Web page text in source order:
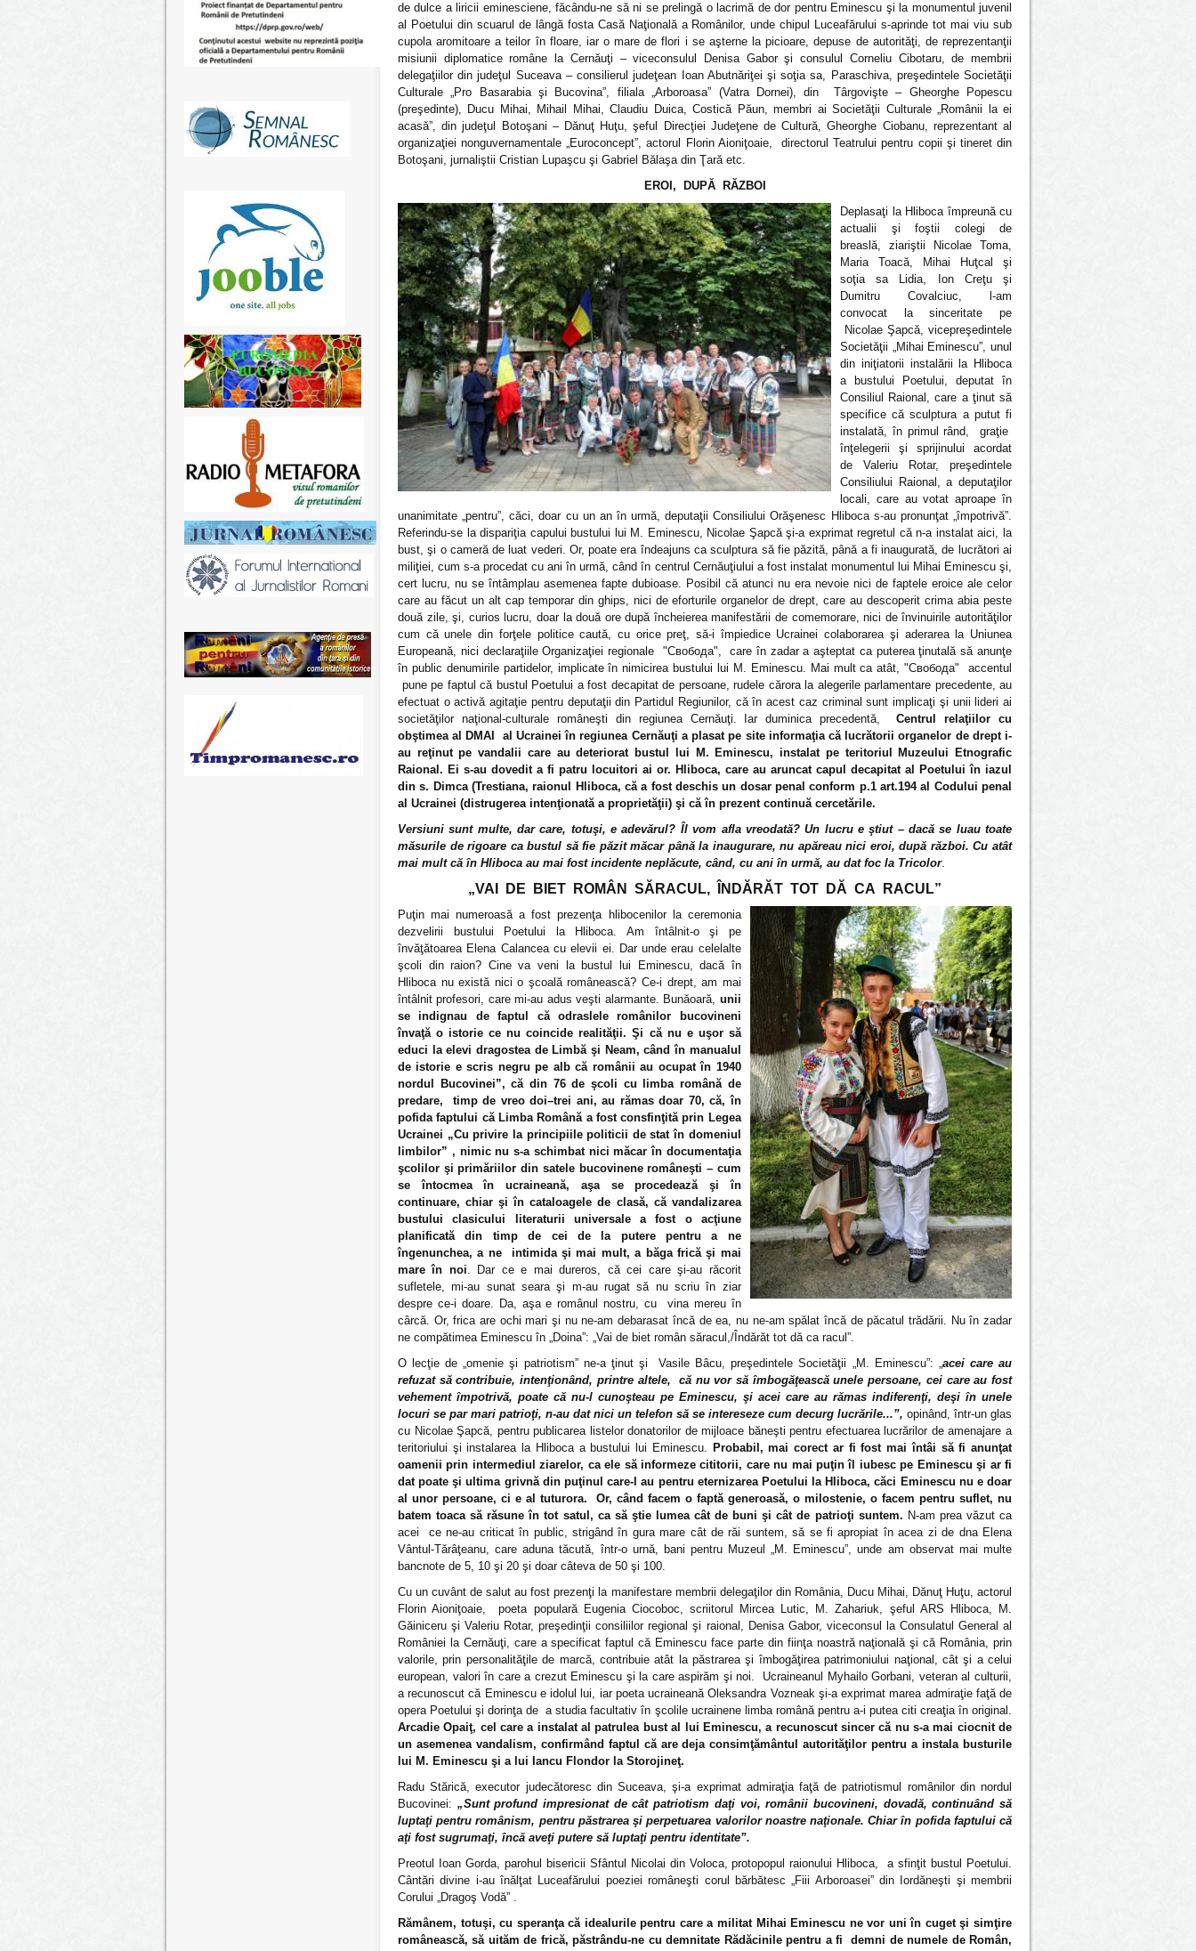
de dulce a liricii eminesciene, făcându-ne să ni se prelingă o lacrimă de dor pentru Eminescu şi la monumentul juvenil
al Poetului din scuarul de lângă fosta Casă Naţională a Românilor, unde chipul Luceafărului s-aprinde tot mai viu sub
cupola aromitoare a teilor în floare, iar o mare de flori i se aşterne la picioare, depuse de autorităţi, de reprezentanţii
misiunii diplomatice române la Cernăuţi – viceconsulul Denisa Gabor şi consulul Corneliu Cibotaru, de membrii
delegaţiilor din judeţul Suceava – consilierul judeţean Ioan Abutnăriţei şi soţia sa, Paraschiva, preşedintele Societăţii
Culturale „Pro Basarabia şi Bucovina”, filiala „Arboroasa” (Vatra Dornei), din Târgovişte – Gheorghe Popescu
(preşedinte), Ducu Mihai, Mihail Mihai, Claudiu Duica, Costică Păun, membri ai Societăţii Culturale „Românii la ei
acasă”, din judeţul Botoşani – Dănuţ Huţu, şeful Direcţiei Judeţene de Cultură, Gheorghe Ciobanu, reprezentant al
organizaţiei nonguvernamentale „Euroconcept”, actorul Florin Aioniţoaie, directorul Teatrului pentru copii şi tineret din
Botoşani, jurnaliştii Cristian Lupaşcu şi Gabriel Bălaşa din Ţară etc.
EROI, DUPĂ RĂZBOI
Deplasaţi la Hliboca împreună cu
actualii şi foştii colegi de
breaslă, ziariştii Nicolae Toma,
Maria Toacă, Mihai Huţcal şi
soţia sa Lidia, Ion Creţu şi
Dumitru Covalciuc, l-am
convocat la sinceritate pe
Nicolae Şapcă, vicepreşedintele
Societăţii „Mihai Eminescu”, unul
din iniţiatorii instalării la Hliboca
a bustului Poetului, deputat în
Consiliul Raional, care a ţinut să
specifice că sculptura a putut fi
instalată, în primul rând, graţie
înţelegerii şi sprijinului acordat
de Valeriu Rotar, preşedintele
Consiliului Raional, a deputaţilor
locali, care au votat aproape în
unanimitate „pentru”, căci, doar cu un an în urmă, deputaţii Consiliului Orăşenesc Hliboca s-au pronunţat „împotrivă”.
Referindu-se la dispariţia capului bustului lui M. Eminescu, Nicolae Şapcă şi-a exprimat regretul că n-a instalat aici, la
bust, şi o cameră de luat vederi. Or, poate era îndeajuns ca sculptura să fie păzită, până a fi inaugurată, de lucrători ai
miliţiei, cum s-a procedat cu ani în urmă, când în centrul Cernăuţiului a fost instalat monumentul lui Mihai Eminescu şi,
cert lucru, nu se întâmplau asemenea fapte dubioase. Posibil că atunci nu era nevoie nici de faptele eroice ale celor
care au făcut un alt cap temporar din ghips, nici de eforturile organelor de drept, care au descoperit crima abia peste
două zile, şi, curios lucru, doar la două ore după încheierea manifestării de comemorare, nici de învinuirile autorităţilor
cum că unele din forţele politice caută, cu orice preţ, să-i împiedice Ucrainei colaborarea şi aderarea la Uniunea
Europeană, nici declaraţiile Organizaţiei regionale
"Свобода", care în zadar a aşteptat ca puterea ţinutală să anunţe
în public denumirile partidelor, implicate în nimicirea bustului lui M. Eminescu. Mai mult ca atât, "Свобода" accentul
pune pe faptul că bustul Poetului a fost decapitat de persoane, rudele cărora la alegerile parlamentare precedente, au
efectuat o activă agitaţie pentru deputaţii din Partidul Regiunilor, că în acest caz criminal sunt implicaţi şi unii lideri ai
societăţilor naţional-culturale româneşti din regiunea Cernăuţi. Iar duminica precedentă,Centrul relaţiilor cu
obştimea al DMAI al Ucrainei în regiunea Cernăuţi a plasat pe site informaţia că lucrătorii organelor de drept i-
au reţinut pe vandalii care au deteriorat bustul lui M. Eminescu, instalat pe teritoriul Muzeului Etnografic
Raional. Ei s-au dovedit a fi patru locuitori ai or. Hliboca, care au aruncat capul decapitat al Poetului în iazul
din s. Dimca (Trestiana, raionul Hliboca, că a fost deschis un dosar penal conform p.1 art.194 al Codului penal
al Ucrainei (distrugerea intenţionată a proprietăţii) şi că în prezent continuă cercetările.
Versiuni sunt multe, dar care, totuşi, e adevărul? Îl vom afla vreodată? Un lucru e ştiut – dacă se luau toate
măsurile de rigoare ca bustul să fie păzit măcar până la inaugurare, nu apăreau nici eroi, după război. Cu atât
mai mult că în Hliboca au mai fost incidente neplăcute, când, cu ani în urmă, au dat foc la Tricolor.
„VAI DE BIET ROMÂN SĂRACUL, ÎNDĂRĂT TOT DĂ CA RACUL”
Puţin mai numeroasă a fost prezenţa hlibocenilor la ceremonia
dezvelirii bustului Poetului la Hliboca. Am întâlnit-o şi pe
învăţătoarea Elena Calancea cu elevii ei. Dar unde erau celelalte
şcoli din raion? Cine va veni la bustul lui Eminescu, dacă în
Hliboca nu există nici o şcoală românească? Ce-i drept, am mai
întâlnit profesori, care mi-au adus veşti alarmante. Bunăoară, unii
se indignau de faptul că odraslele românilor bucovineni
învaţă o istorie ce nu coincide realităţii. Şi că nu e uşor să
educi la elevi dragostea de Limbă şi Neam, când în manualul
de istorie e scris negru pe alb că românii au ocupat în 1940
nordul Bucovinei”, că din 76 de şcoli cu limba română de
predare, timp de vreo doi–trei ani, au rămas doar 70, că, în
pofida faptului că Limba Română a fost consfinţită prin Legea
Ucrainei „Cu privire la principiile politicii de stat în domeniul
limbilor” , nimic nu s-a schimbat nici măcar în documentaţia
şcolilor şi primăriilor din satele bucovinene româneşti – cum
se întocmea în ucraineană, aşa se procedează şi în
continuare, chiar şi în cataloagele de clasă, că vandalizarea
bustului clasicului literaturii universale a fost o acţiune
planificată din timp de cei de la putere pentru a ne
îngenunchea, a ne intimida şi mai mult, a băga frică şi mai
mare în noi. Dar ce e mai dureros, că cei care şi-au răcorit
sufletele, mi-au sunat seara şi m-au rugat să nu scriu în ziar
despre ce-i doare. Da, aşa e românul nostru, cu vina mereu în
cârcă. Or, frica are ochi mari şi nu ne-am debarasat încă de ea, nu ne-am spălat încă de păcatul trădării. Nu în zadar
ne compătimea Eminescu în „Doina”: „Vai de biet român săracul,/Îndărăt tot dă ca racul”.
O lecţie de „omenie şi patriotism” ne-a ţinut şi Vasile Bâcu, preşedintele Societăţii „M. Eminescu”: „acei care au
refuzat să contribuie, intenţionând, printre altele, că nu vor să îmbogăţească unele persoane, cei care au fost
vehement împotrivă, poate că nu-l cunoşteau pe Eminescu, şi acei care au rămas indiferenţi, deşi în unele
locuri se par mari patrioţi, n-au dat nici un telefon să se intereseze cum decurg lucrările...”, opinând, într-un glas
cu Nicolae Şapcă, pentru publicarea listelor donatorilor de mijloace băneşti pentru efectuarea lucrărilor de amenajare a
teritoriului şi instalarea la Hliboca a bustului lui Eminescu. Probabil, mai corect ar fi fost mai întâi să fi anunţat
oamenii prin intermediul ziarelor, ca ele să informeze cititorii, care nu mai puţin îl iubesc pe Eminescu şi ar fi
dat poate şi ultima grivnă din puţinul care-l au pentru eternizarea Poetului la Hliboca, căci Eminescu nu e doar
al unor persoane, ci e al tuturora. Or, când facem o faptă generoasă, o milostenie, o facem pentru suflet, nu
batem toaca să răsune în tot satul, ca să ştie lumea cât de buni şi cât de patrioţi suntem. N-am prea văzut ca
acei ce ne-au criticat în public, strigând în gura mare cât de răi suntem, să se fi apropiat în acea zi de dna Elena
Vântul-Tărâţeanu, care aduna tăcută, într-o urnă, bani pentru Muzeul „M. Eminescu”, unde am observat mai multe
bancnote de 5, 10 şi 20 şi doar câteva de 50 şi 100.
Cu un cuvânt de salut au fost prezenţi la manifestare membrii delegaţilor din România, Ducu Mihai, Dănuţ Huţu, actorul
Florin Aioniţoaie, poeta populară Eugenia Ciocoboc, scriitorul Mircea Lutic, M. Zahariuk, şeful ARS Hliboca, M.
Găiniceru şi Valeriu Rotar, preşedinţii consiliilor regional şi raional, Denisa Gabor, viceconsul la Consulatul General al
României la Cernăuţi, care a specificat faptul că Eminescu face parte din fiinţa noastră naţională şi că România, prin
valorile, prin personalităţile de marcă, contribuie atât la păstrarea şi îmbogăţirea patrimoniului naţional, cât şi a celui
european, valori în care a crezut Eminescu şi la care aspirăm şi noi. Ucraineanul Myhailo Gorbani, veteran al culturii,
a recunoscut că Eminescu e idolul lui, iar poeta ucraineană Oleksandra Vozneak şi-a exprimat marea admiraţie faţă de
opera Poetului şi dorinţa de a studia facultativ în şcolile ucrainene limba română pentru a-i putea citi creaţia în original.
Arcadie Opaiţ, cel care a instalat al patrulea bust al lui Eminescu, a recunoscut sincer că nu s-a mai ciocnit de
un asemenea vandalism, confirmând faptul că are deja consimţământul autorităţilor pentru a instala busturile
lui M. Eminescu şi a lui Iancu Flondor la Storojineţ.
Radu Stărică, executor judecătoresc din Suceava, şi-a exprimat admiraţia faţă de patriotismul românilor din nordul
Bucovinei: „Sunt profund impresionat de cât patriotism daţi voi, românii bucovineni, dovadă, continuând să
luptaţi pentru românism, pentru păstrarea şi perpetuarea valorilor noastre naţionale. Chiar în pofida faptului că
aţi fost sugrumaţi, încă aveţi putere să luptaţi pentru identitate”.
Preotul Ioan Gorda, parohul bisericii Sfântul Nicolai din Voloca, protopopul raionului Hliboca, a sfinţit bustul Poetului.
Cântări divine i-au înălţat Luceafărului poeziei româneşti corul bărbătesc „Fiii Arboroasei” din Iordăneşti şi membrii
Corului „Dragoş Vodă” .
Rămânem, totuşi, cu speranţa că idealurile pentru care a militat Mihai Eminescu ne vor uni în cuget şi simţire
românească, să uităm de frică, păstrându-ne cu demnitate Rădăcinile pentru a fi demni de numele de Român,